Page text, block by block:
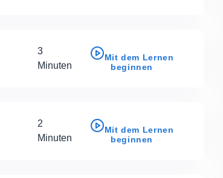
3
Minuten
Mit dem Lernen
beginnen
2
Minuten
Mit dem Lernen
beginnen